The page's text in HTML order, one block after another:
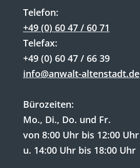
Telefon:
+49 (0) 60 47 / 60 71
Telefax:
+49 (0) 60 47 / 66 39
info@anwalt-altenstadt.de
Bürozeiten:
Mo., Di., Do. und Fr.
von 8:00 Uhr bis 12:00 Uhr
u. 14:00 Uhr bis 18:00 Uhr